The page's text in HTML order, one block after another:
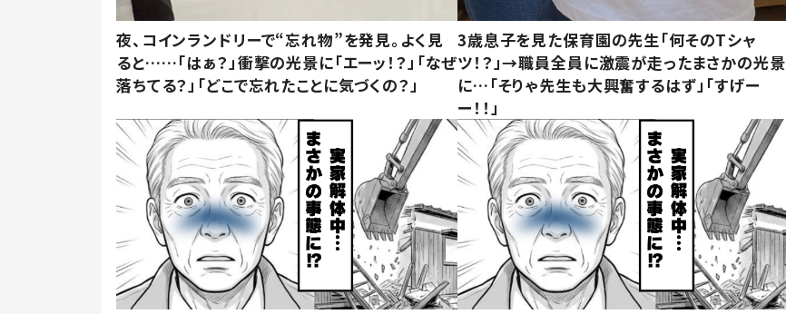
夜、コインランドリーで“忘れ物”を発見。よく見
ると……「はぁ？」衝撃の光景に「エーッ！？」「なぜ
落ちてる？」「どこで忘れたことに気づくの？」
3歳息子を見た保育園の先生「何そのTシャ
ツ！？」→職員全員に激震が走ったまさかの光景
に…「そりゃ先生も大興奮するはず」「すげー
ー！！」